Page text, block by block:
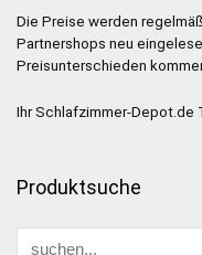
Die Preise werden
Partnershops neu
Preisunterschieden
Ihr Schlafzimmer-Depot.de
Produktsuche